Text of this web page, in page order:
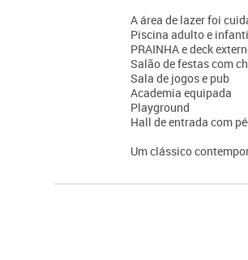
A área de lazer foi
Piscina adulto e
PRAINHA e deck
Salão de festas com
Sala de jogos e pub
Academia equipada
Playground
Hall de entrada com
Um clássico